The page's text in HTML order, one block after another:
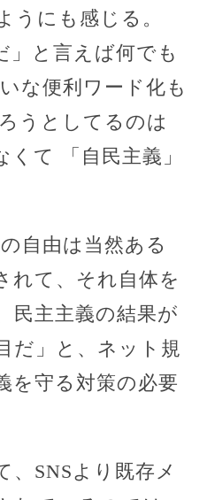
うにも感じる。
」と言えば何でも
な便利ワード化も
うとしてるのは
くて 「自民主義」
自由は当然ある
れて、それ自体を
民主主義の結果が
だ」と、ネット規
を守る対策の必要
、SNSより既存メ